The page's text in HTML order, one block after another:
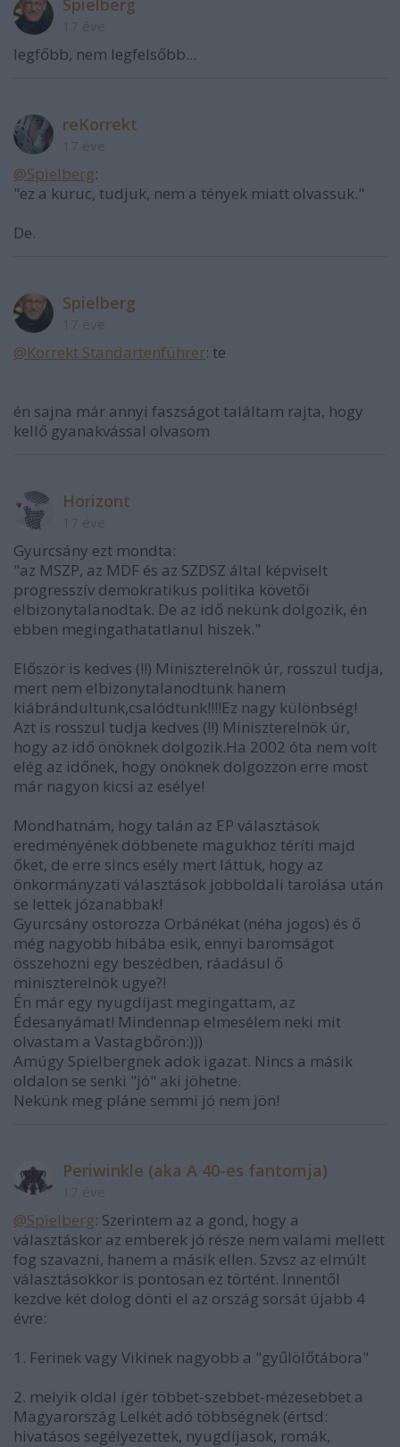
Spielberg
legfőbb, nem legfelsőbb...
reKorrekt
@Spielberg:
"ez a kuruc, tudjuk, nem a tények miatt olvassuk."
De.
Spielberg
@Korrekt Standartenführer: te
én sajna már annyi faszságot találtam rajta, hogy
kellő gyanakvással olvasom
Horizont
Gyurcsány ezt mondta:
"az MSZP, az MDF és az SZDSZ által képviselt
progresszív demokratikus politika követői
elbizonytalanodtak. De az idő nekünk dolgozik, én
ebben megingathatatlanul hiszek."
Először is kedves (!!) Miniszterelnök úr, rosszul tudja,
mert nem elbizonytalanodtunk hanem
kiábrándultunk,csalódtunk!!!!Ez nagy különbség!
Azt is rosszul tudja kedves (!!) Miniszterelnök úr,
hogy az idő önöknek dolgozik.Ha 2002 óta nem volt
elég az időnek, hogy önöknek dolgozzon erre most
már nagyon kicsi az esélye!
Mondhatnám, hogy talán az EP választások
eredményének döbbenete magukhoz téríti majd
őket, de erre sincs esély mert láttuk, hogy az
önkormányzati választások jobboldali tarolása után
se lettek józanabbak!
Gyurcsány ostorozza Orbánékat (néha jogos) és ő
még nagyobb hibába esik, ennyi baromságot
összehozni egy beszédben, ráadásul ő
miniszterelnök ugye?!
Én már egy nyugdíjast megingattam, az
Édesanyámat! Mindennap elmesélem neki mit
olvastam a Vastagbőrön:)))
Amúgy Spielbergnek adok igazat. Nincs a másik
oldalon se senki "jó" aki jöhetne.
Nekünk meg pláne semmi jó nem jön!
Periwinkle (aka A 40-es fantomja)
@Spielberg: Szerintem az a gond, hogy a
választáskor az emberek jó része nem valami mellett
fog szavazni, hanem a másik ellen. Szvsz az elmúlt
választásokkor is pontosan ez történt. Innentől
kezdve két dolog dönti el az ország sorsát újabb 4
évre:
1. Ferinek vagy Vikinek nagyobb a "gyűlölőtábora"
2. melyik oldal ígér többet-szebbet-mézesebbet a
Magyarország Lelkét adó többségnek (értsd:
hivatásos segélyezettek, nyugdíjasok, romák,